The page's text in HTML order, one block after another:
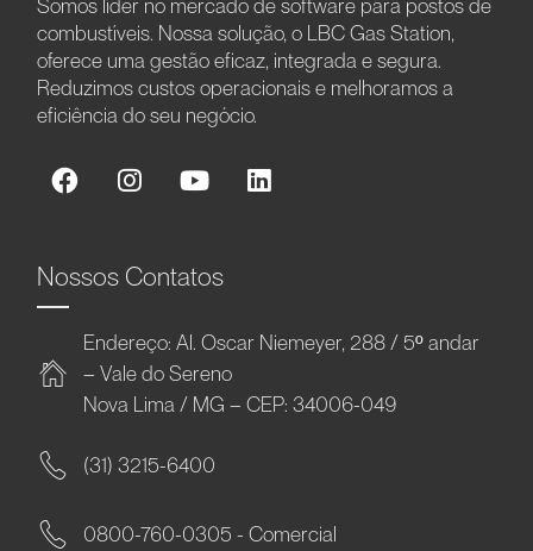
combustíveis. Nossa solução, o LBC Gas Station,
oferece uma gestão eficaz, integrada e segura.
Reduzimos custos operacionais e melhoramos a
eficiência do seu negócio.
Nossos Contatos
Endereço: Al. Oscar Niemeyer, 288 / 5º andar
– Vale do Sereno
Nova Lima / MG – CEP: 34006-049
(31) 3215-6400
0800-760-0305 - Comercial